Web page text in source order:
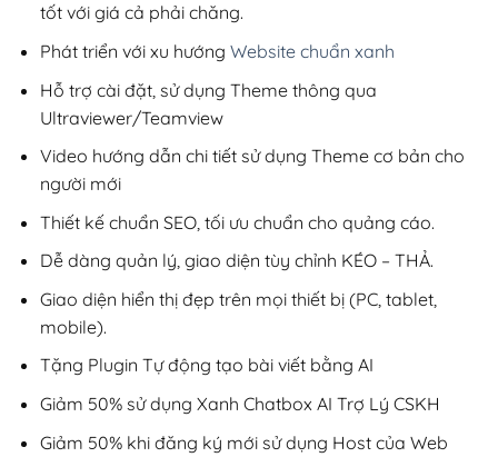
tốt với giá cả phải chăng.
Phát triển với xu hướng Website chuẩn xanh
Hỗ trợ cài đặt, sử dụng Theme thông qua
Ultraviewer/Teamview
Video hướng dẫn chi tiết sử dụng Theme cơ bản cho
người mới
Thiết kế chuẩn SEO, tối ưu chuẩn cho quảng cáo.
Dễ dàng quản lý, giao diện tùy chỉnh KÉO – THẢ.
Giao diện hiển thị đẹp trên mọi thiết bị (PC, tablet,
mobile).
Tặng Plugin Tự động tạo bài viết bằng AI
Giảm 50% sử dụng Xanh Chatbox AI Trợ Lý CSKH
Giảm 50% khi đăng ký mới sử dụng Host của Web